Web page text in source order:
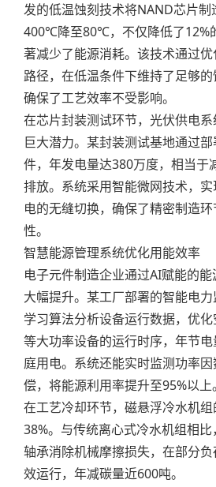
发的低温蚀刻技术将NAND芯片制
400℃降至80℃，不仅降低了12%
著减少了能源消耗。该技术通过
路径，在低温条件下维持了足够的
确保了工艺效率不受影响。
在芯片封装测试环节，光伏供电
巨大潜力。某封装测试基地通过
件，年发电量达380万度，相当于
排放。系统采用智能微网技术，
电的无缝切换，确保了精密制造
性。
智慧能源管理系统优化用能效率
电子元件制造企业通过AI赋能的
大幅提升。某工厂部署的智能电
学习算法分析设备运行数据，优
等大功率设备的运行时序，年节
庭用电。系统还能实时监测功率
偿，将能源利用率提升至95%以上。
在工艺冷却环节，磁悬浮冷水机
38%。与传统离心式冷水机组相
轴承消除机械摩擦损失，在部分
效运行，年减碳量近600吨。